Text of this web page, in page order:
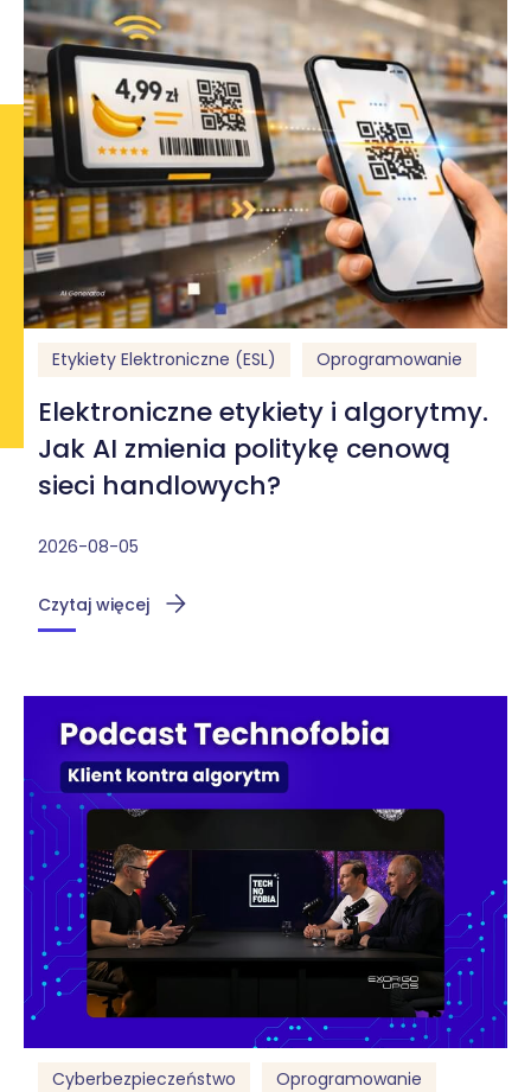
Etykiety Elektroniczne (ESL) Oprogramowanie
Elektroniczne etykiety i algorytmy.
Jak AI zmienia politykę cenową
sieci handlowych?
2026-08-05
Czytaj więcej
Cyberbezpieczeństwo
Oprogramowanie